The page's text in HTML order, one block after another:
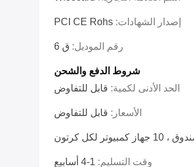
إصدار الشهادات: PCI CE Rohs
رقم الموديل: ق 6
شروط الدفع والشحن
الحد الأدنى لكمية: قابل للتفاوض
الأسعار: قابل للتفاوض
وقت التسليم: 1-4 أسابيع